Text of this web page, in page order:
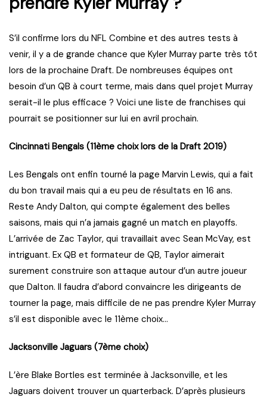
S’il confirme lors du NFL Combine et des autres tests à
venir, il y a de grande chance que Kyler Murray parte très tôt
lors de la prochaine Draft. De nombreuses équipes ont
besoin d’un QB à court terme, mais dans quel projet Murray
serait-il le plus efficace ? Voici une liste de franchises qui
pourrait se positionner sur lui en avril prochain.
Cincinnati Bengals (11ème choix lors de la Draft 2019)
Les Bengals ont enfin tourné la page Marvin Lewis, qui a fait
du bon travail mais qui a eu peu de résultats en 16 ans.
Reste Andy Dalton, qui compte également des belles
saisons, mais qui n’a jamais gagné un match en playoffs.
L’arrivée de Zac Taylor, qui travaillait avec Sean McVay, est
intriguant. Ex QB et formateur de QB, Taylor aimerait
surement construire son attaque autour d’un autre joueur
que Dalton. Il faudra d’abord convaincre les dirigeants de
tourner la page, mais difficile de ne pas prendre Kyler Murray
s’il est disponible avec le 11ème choix…
Jacksonville Jaguars (7ème choix)
L’ère Blake Bortles est terminée à Jacksonville, et les
Jaguars doivent trouver un quarterback. D’après plusieurs